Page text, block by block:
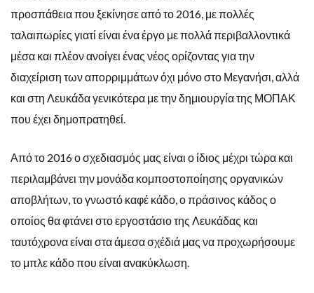
προσπάθεια που ξεκίνησε από το 2016, με πολλές
ταλαιπωρίες γιατί είναι ένα έργο με πολλά περιβαλλοντικά
μέσα και πλέον ανοίγει ένας νέος ορίζοντας για την
διαχείριση των απορριμμάτων όχι μόνο στο Μεγανήσι, αλλά
και στη Λευκάδα γενικότερα με την δημιουργία της ΜΟΠΑΚ
που έχει δημοπρατηθεί.
Από το 2016 ο σχεδιασμός μας είναι ο ίδιος μέχρι τώρα και
περιλαμβάνει την μονάδα κομποστοποίησης οργανικών
αποβλήτων, το γνωστό καφέ κάδο, ο πράσινος κάδος ο
οποίος θα φτάνει στο εργοστάσιο της Λευκάδας και
ταυτόχρονα είναι στα άμεσα σχέδιά μας να προχωρήσουμε
το μπλε κάδο που είναι ανακύκλωση.